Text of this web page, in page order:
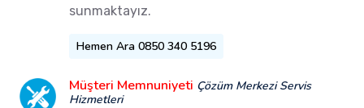
sunmaktayız.
Hemen Ara 0850 340 5196
Müşteri Memnuniyeti Çözüm Merkezi Servis
Hizmetleri